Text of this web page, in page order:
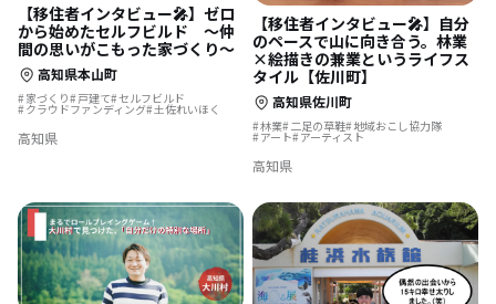
【移住者インタビュー🎤】ゼロ
から始めたセルフビルド ～仲
間の思いがこもった家づくり～
高知県本山町
家づくり 戸建て セルフビルド
クラウドファンディング 土佐れいほく
高知県
【移住者インタビュー🎤】自分
のペースで山に向き合う。林業
×絵描きの兼業というライフス
タイル【佐川町】
高知県佐川町
林業 二足の草鞋 地域おこし協力隊
アート アーティスト
高知県